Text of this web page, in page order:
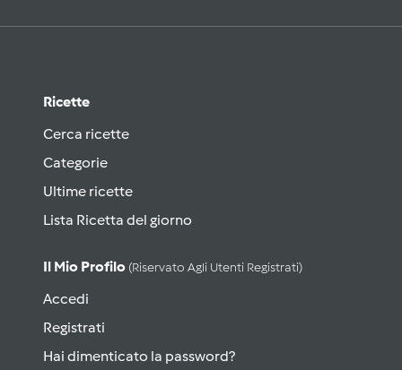
Ricette
Cerca ricette
Categorie
Ultime ricette
Lista Ricetta del giorno
Il Mio Profilo (riservato Agli Utenti Registrati)
Accedi
Registrati
Hai dimenticato la password?